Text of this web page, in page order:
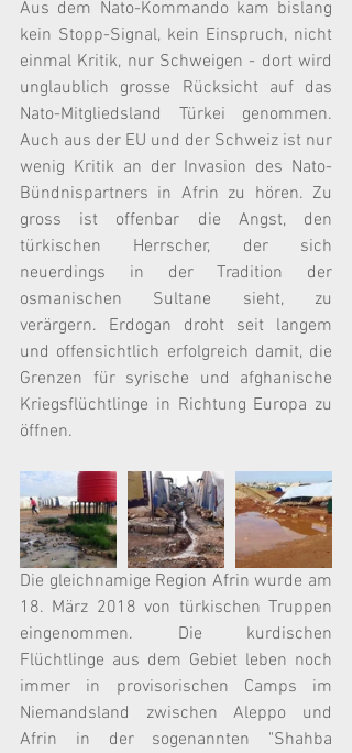
Aus dem Nato-Kommando kam bislang
kein Stopp-Signal, kein Einspruch, nicht
einmal Kritik, nur Schweigen - dort wird
unglaublich grosse Rücksicht auf das
Nato-Mitgliedsland Türkei genommen.
Auch aus der EU und der Schweiz ist nur
wenig Kritik an der Invasion des Nato-
Bündnispartners in Afrin zu hören. Zu
gross ist offenbar die Angst, den
türkischen Herrscher, der sich
neuerdings in der Tradition der
osmanischen Sultane sieht, zu
verärgern. Erdogan droht seit langem
und offensichtlich erfolgreich damit, die
Grenzen für syrische und afghanische
Kriegsflüchtlinge in Richtung Europa zu
öffnen.
Die gleichnamige Region Afrin wurde am
18. März 2018 von türkischen Truppen
eingenommen. Die kurdischen
Flüchtlinge aus dem Gebiet leben noch
immer in provisorischen Camps im
Niemandsland zwischen Aleppo und
Afrin in der sogenannten "Shahba